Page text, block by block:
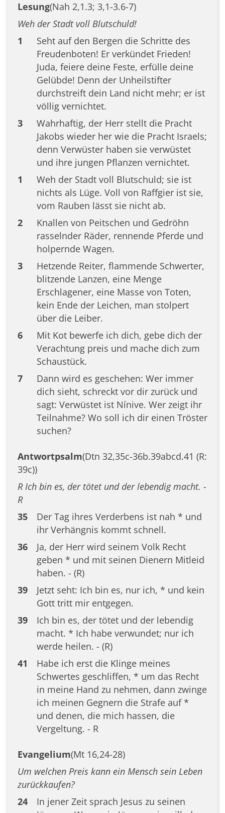
Lesung(Nah 2,1.3; 3,1-3.6-7)
Weh der Stadt voll Blutschuld!
1
Seht auf den Bergen die Schritte des
Freudenboten! Er verkündet Frieden!
Juda, feiere deine Feste, erfülle deine
Gelübde! Denn der Unheilstifter
durchstreift dein Land nicht mehr; er ist
völlig vernichtet.
3
Wahrhaftig, der Herr stellt die Pracht
Jakobs wieder her wie die Pracht Israels;
denn Verwüster haben sie verwüstet
und ihre jungen Pflanzen vernichtet.
1
Weh der Stadt voll Blutschuld; sie ist
nichts als Lüge. Voll von Raffgier ist sie,
vom Rauben lässt sie nicht ab.
2
Knallen von Peitschen und Gedröhn
rasselnder Räder, rennende Pferde und
holpernde Wagen.
3
Hetzende Reiter, flammende Schwerter,
blitzende Lanzen, eine Menge
Erschlagener, eine Masse von Toten,
kein Ende der Leichen, man stolpert
über die Leiber.
6
Mit Kot bewerfe ich dich, gebe dich der
Verachtung preis und mache dich zum
Schaustück.
7
Dann wird es geschehen: Wer immer
dich sieht, schreckt vor dir zurück und
sagt: Verwüstet ist Nínive. Wer zeigt ihr
Teilnahme? Wo soll ich dir einen Tröster
suchen?
Antwortpsalm(Dtn 32,35c-36b.39abcd.41 (R:
39c))
R Ich bin es, der tötet und der lebendig macht. -
R
35
Der Tag ihres Verderbens ist nah * und
ihr Verhängnis kommt schnell.
36
Ja, der Herr wird seinem Volk Recht
geben * und mit seinen Dienern Mitleid
haben. - (R)
39
Jetzt seht: Ich bin es, nur ich, * und kein
Gott tritt mir entgegen.
39
Ich bin es, der tötet und der lebendig
macht. * Ich habe verwundet; nur ich
werde heilen. - (R)
41
Habe ich erst die Klinge meines
Schwertes geschliffen, * um das Recht
in meine Hand zu nehmen, dann zwinge
ich meinen Gegnern die Strafe auf *
und denen, die mich hassen, die
Vergeltung. - R
Evangelium(Mt 16,24-28)
Um welchen Preis kann ein Mensch sein Leben
zurückkaufen?
24
In jener Zeit sprach Jesus zu seinen